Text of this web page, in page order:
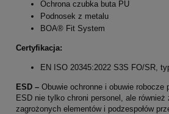
Ochrona czubka buta PU
Podnosek z metalu
BOA® Fit System
Certyfikacja:
EN ISO 20345:2022 S3S FO/SR,
ESD – Obuwie ochronne i obuwie robocze
ESD nie tylko chroni personel, ale również
zagrożonych elementów i podzespołów